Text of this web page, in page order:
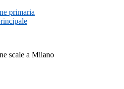
primaria
scale a Milano